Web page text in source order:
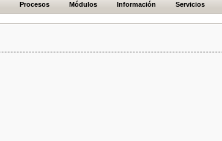
Procesos Módulos Información Servicios